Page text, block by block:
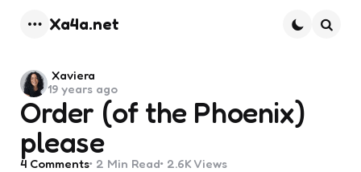
Xa4a.net
Order (of the Phoenix)
please
Posted
by
Xaviera
19 years ago
4 Comments 2 Min Read 2.6K Views